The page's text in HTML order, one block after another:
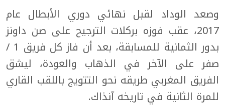
وصعد الوداد لقبل نهائي دوري الأبطال عام
2017، عقب فوزه بركلات الترجيح على صن داونز
بدور الثمانية للمسابقة، بعد أن فاز كل فريق 1 /
صفر على الآخر في الذهاب والعودة، ليشق
الفريق المغربي طريقه نحو التتويج باللقب القاري
للمرة الثانية في تاريخه آنذاك.